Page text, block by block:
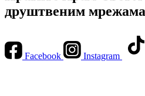
друштвеним мрежама
Facebook Instagram